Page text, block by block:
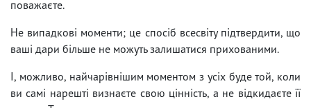
поважаєте.
Не випадкові моменти; це спосіб всесвіту підтвердити, що
ваші дари більше не можуть залишатися прихованими.
І, можливо, найчарівнішим моментом з усіх буде той, коли
ви самі нарешті визнаєте свою цінність, а не відкидаєте її